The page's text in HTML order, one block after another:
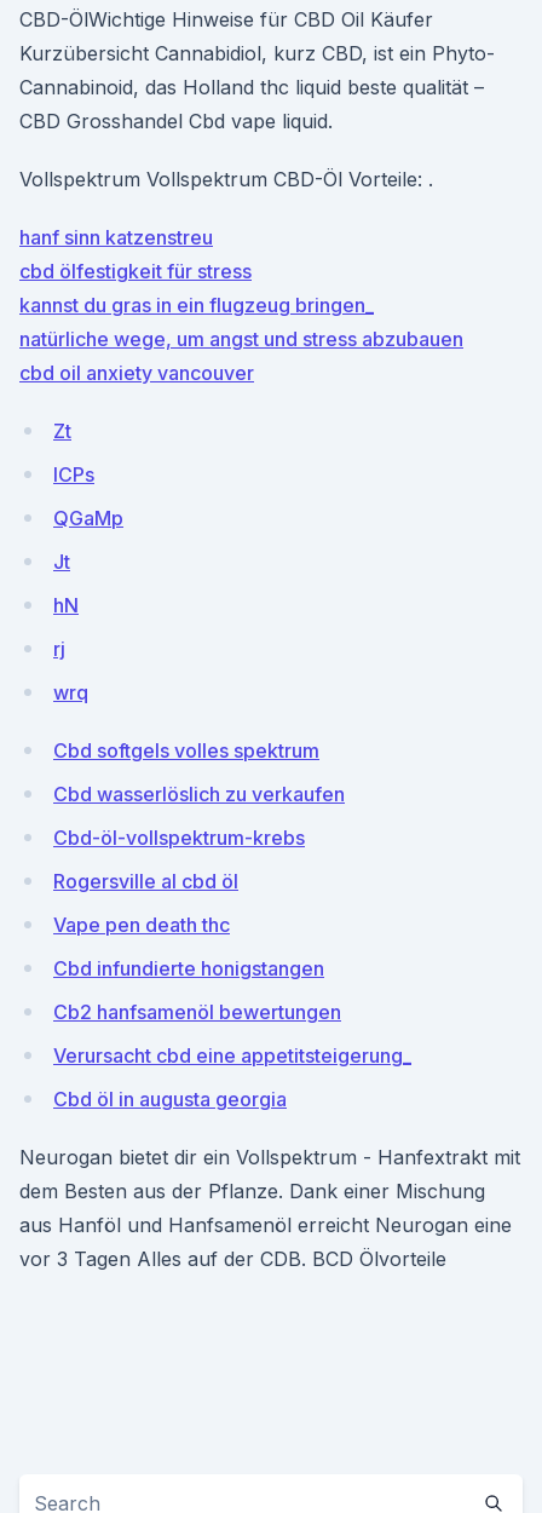
CBD-ÖlWichtige Hinweise für CBD Oil Käufer
Kurzübersicht Cannabidiol, kurz CBD, ist ein Phyto-
Cannabinoid, das Holland thc liquid beste qualität –
CBD Grosshandel Cbd vape liquid.
Vollspektrum Vollspektrum CBD-Öl Vorteile: ​.
hanf sinn katzenstreu
cbd ölfestigkeit für stress
kannst du gras in ein flugzeug bringen_
natürliche wege, um angst und stress abzubauen
cbd oil anxiety vancouver
Zt
ICPs
QGaMp
Jt
hN
rj
wrq
Cbd softgels volles spektrum
Cbd wasserlöslich zu verkaufen
Cbd-öl-vollspektrum-krebs
Rogersville al cbd öl
Vape pen death thc
Cbd infundierte honigstangen
Cb2 hanfsamenöl bewertungen
Verursacht cbd eine appetitsteigerung_
Cbd öl in augusta georgia
Neurogan bietet dir ein Vollspektrum - Hanfextrakt mit
dem Besten aus der Pflanze. Dank einer Mischung
aus Hanföl und Hanfsamenöl erreicht Neurogan eine
vor 3 Tagen Alles auf der CDB. BCD Ölvorteile